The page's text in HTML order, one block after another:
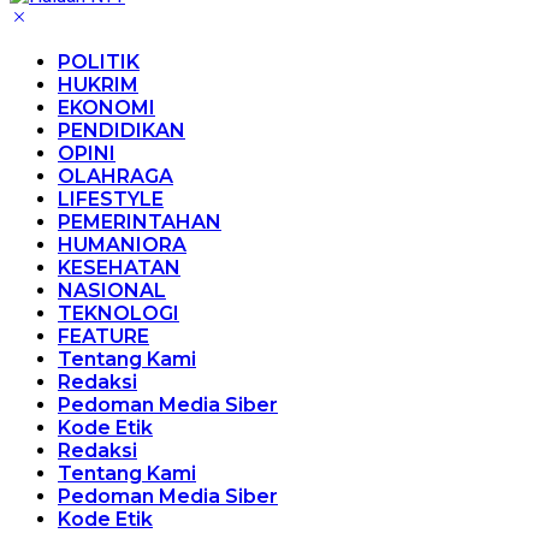
POLITIK
HUKRIM
EKONOMI
PENDIDIKAN
OPINI
OLAHRAGA
LIFESTYLE
PEMERINTAHAN
HUMANIORA
KESEHATAN
NASIONAL
TEKNOLOGI
FEATURE
Tentang Kami
Redaksi
Pedoman Media Siber
Kode Etik
Redaksi
Tentang Kami
Pedoman Media Siber
Kode Etik